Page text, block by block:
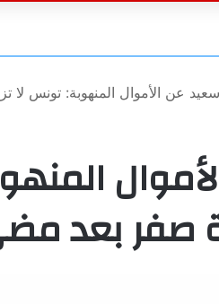
سعيد عن الأموال المنهوبة: تونس لا
بعد مضي 13